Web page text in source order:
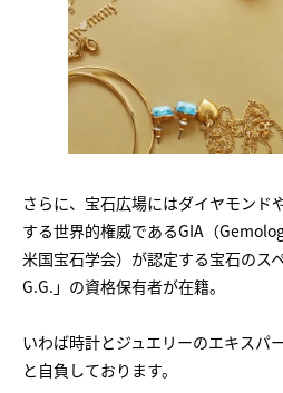
さらに、宝石広場にはダイヤモンド
する世界的権威であるGIA（
米国宝石学会）が認定する宝石のス
G.G.」の資格保有者が在籍。
いわば時計とジュエリーのエキスパ
と自負しております。